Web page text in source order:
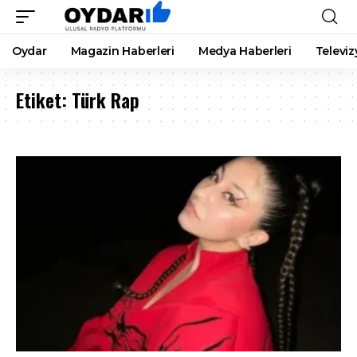
Oydar Magazin Haberleri Medya Haberleri
Etiket: Türk Rap